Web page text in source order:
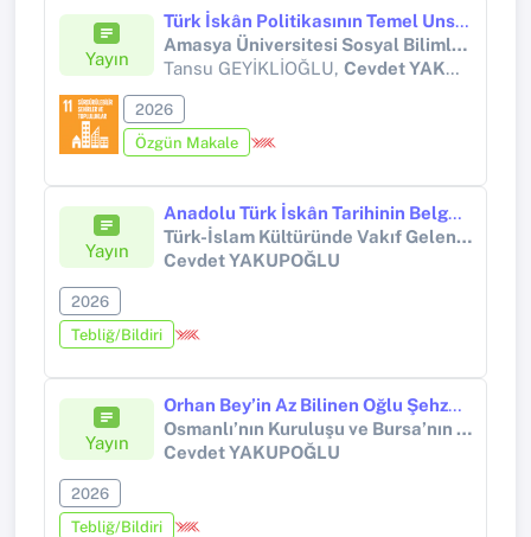
Yayın
Türk İskân Politikasının Temel Unsuru Olarak Zaviyeler ve Vakıfları: Devrekâni ve Seydiler Örneği
Amasya Üniversitesi Sosyal Bilimler Dergisi
Tansu GEYİKLİOĞLU, Cevdet YAKUPOĞLU
2026
Özgün Makale
Yayın
Anadolu Türk İskân Tarihinin Belgeleri: Selçuklu Vakfiyeleri
Türk-İslam Kültüründe Vakıf Geleneği ve Tokat Bölgesi Vakıfları (Tokat-Amasya-Çorum) Sempozyumu
Cevdet YAKUPOĞLU
2026
Tebliğ/Bildiri
Yayın
Orhan Bey’in Az Bilinen Oğlu Şehzade Sultan ve Zonguldak Yöresinde İdari Tasarrufları (Vakıflar Örneğinde)
Osmanlı’nın Kuruluşu ve Bursa’nın Fethi Sempozyumu
Cevdet YAKUPOĞLU
2026
Tebliğ/Bildiri